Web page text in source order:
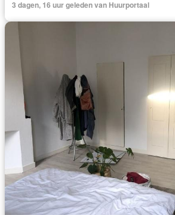
3 dagen, 16 uur geleden van Huurportaal